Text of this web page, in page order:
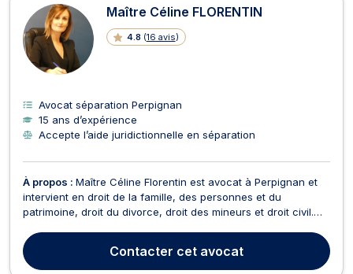
Maître Céline FLORENTIN
4.8 (16 avis)
Avocat séparation Perpignan
15 ans d’expérience
Accepte l’aide juridictionnelle en séparation
À propos : Maître Céline Florentin est avocat à Perpignan et
intervient en droit de la famille, des personnes et du
patrimoine, droit du divorce, droit des mineurs et droit civil.
vos intérêts dans le cadre de litiges relevant du contentieux
civil et intervient plus spécifique...
Contacter cet avocat